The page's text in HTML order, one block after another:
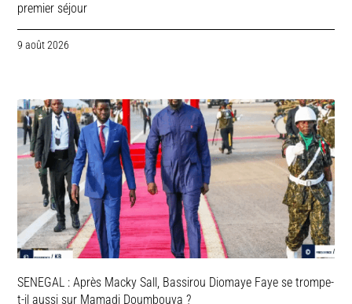
premier séjour
9 août 2026
SENEGAL : Après Macky Sall, Bassirou Diomaye Faye se trompe-
t-il aussi sur Mamadi Doumbouya ?